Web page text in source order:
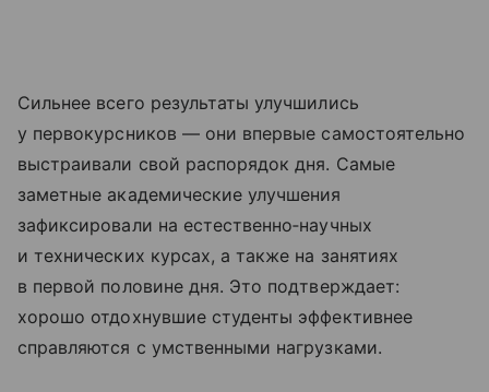
Сильнее всего результаты улучшились
у первокурсников — они впервые самостоятельно
выстраивали свой распорядок дня. Самые
заметные академические улучшения
зафиксировали на естественно‑научных
и технических курсах, а также на занятиях
в первой половине дня. Это подтверждает:
хорошо отдохнувшие студенты эффективнее
справляются с умственными нагрузками.